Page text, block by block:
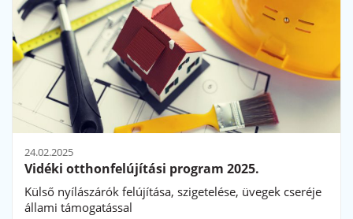
24.02.2025
Vidéki otthonfelújítási program 2025.
Külső nyílászárók felújítása, szigetelése, üvegek cseréje